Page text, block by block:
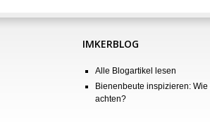
IMKERBLOG
Alle Blogartikel lesen
Bienenbeute inspizieren:
achten?